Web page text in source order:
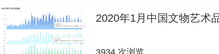
2020年1月中国文物艺术
3934 次浏览